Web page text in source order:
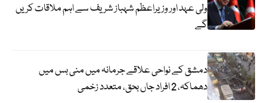
ولی عہد اور وزیراعظم شہباز شریف سے اہم ملاقات کریں
گے
دمشق کے نواحی علاقے جرمانہ میں منی بس میں
دھماکہ، 2 افراد جاں بحق، متعدد زخمی